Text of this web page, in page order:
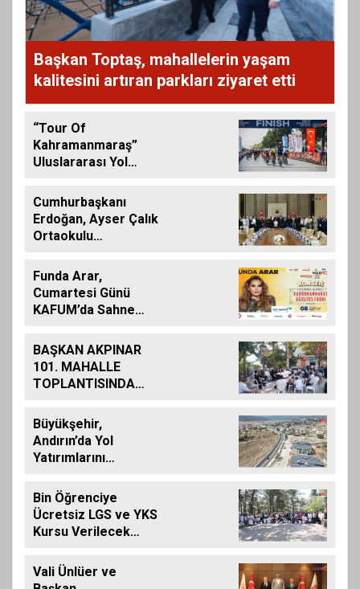
Başkan Toptaş, mahallelerin yaşam
kalitesini artıran parkları ziyaret etti
“Tour Of
Kahramanmaraş”
Uluslararası Yol
Tamamlandı
Cumhurbaşkanı
Erdoğan, Ayser Çalık
Ortaokulu
Aileleriyle Bir Araya
Geldi
Funda Arar,
Cumartesi Günü
KAFUM’da Sahne
BAŞKAN AKPINAR
101. MAHALLE
TOPLANTISINDA
MAHALLESİ
SAKİNLERİYLE
BULUŞTU
Büyükşehir,
Andırın’da Yol
Yatırımlarını
Bin Öğrenciye
Ücretsiz LGS ve YKS
Kursu Verilecek…
Vali Ünlüer ve